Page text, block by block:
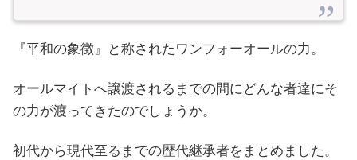
『平和の象徴』と称されたワンフォーオールの力。
オールマイトへ譲渡されるまでの間にどんな者達にそ
の力が渡ってきたのでしょうか。
初代から現代至るまでの歴代継承者をまとめました。